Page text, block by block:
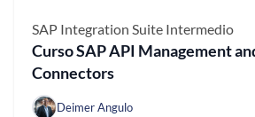
SAP Integration Suite Intermedio
Curso SAP API Management
Connectors
Deimer Angulo